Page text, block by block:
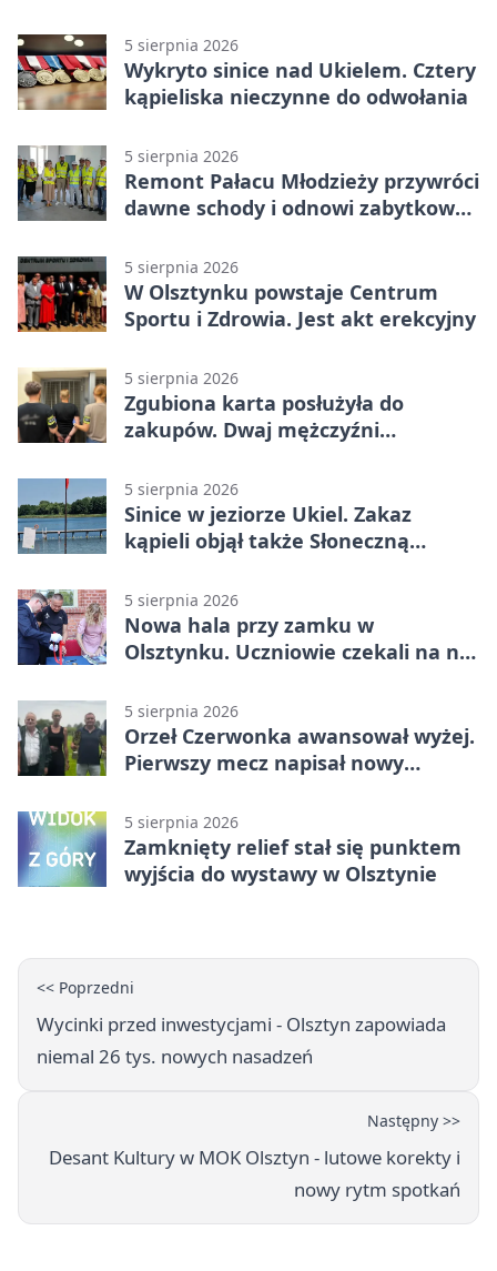
5 sierpnia 2026
Wykryto sinice nad Ukielem. Cztery
kąpieliska nieczynne do odwołania
5 sierpnia 2026
Remont Pałacu Młodzieży przywróci
dawne schody i odnowi zabytkowy
5 sierpnia 2026
W Olsztynku powstaje Centrum
Sportu i Zdrowia. Jest akt erekcyjny
5 sierpnia 2026
Zgubiona karta posłużyła do
zakupów. Dwaj mężczyźni
5 sierpnia 2026
Sinice w jeziorze Ukiel. Zakaz
kąpieli objął także Słoneczną
5 sierpnia 2026
Nowa hala przy zamku w
Olsztynku. Uczniowie czekali na nią
5 sierpnia 2026
Orzeł Czerwonka awansował wyżej.
Pierwszy mecz napisał nowy
5 sierpnia 2026
Zamknięty relief stał się punktem
wyjścia do wystawy w Olsztynie
<< Poprzedni
Wycinki przed inwestycjami - Olsztyn zapowiada
niemal 26 tys. nowych nasadzeń
Następny >>
Desant Kultury w MOK Olsztyn - lutowe korekty i
nowy rytm spotkań